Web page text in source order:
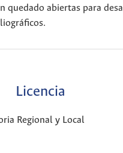
quedado abiertas para
Licencia
Regional y Local